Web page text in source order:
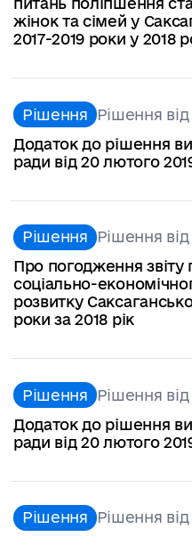
жінок та сімей у
2017-2019 роки у 2018
Рішення Рішення
Додаток до рішення
ради від 20 лютого
Рішення Рішення
Про погодження
соціально-
розвитку
роки за 2018 рік
Рішення Рішення
Додаток до рішення
ради від 20 лютого
Рішення Рішення